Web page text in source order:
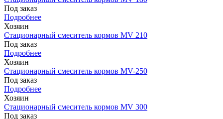
Под заказ
Подробнее
Хозяин
Стационарный смеситель кормов MV 210
Под заказ
Подробнее
Хозяин
Стационарный смеситель кормов MV-250
Под заказ
Подробнее
Хозяин
Стационарный смеситель кормов MV 300
Под заказ